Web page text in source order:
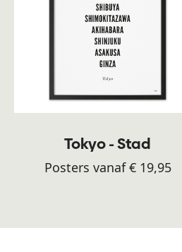
Tokyo - Stad
Posters vanaf € 19,95